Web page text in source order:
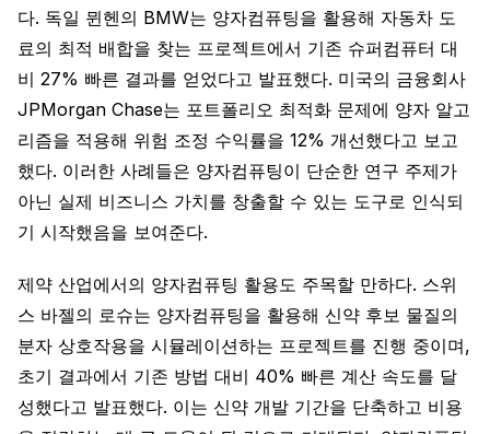
다. 독일 뮌헨의 BMW는 양자컴퓨팅을 활용해 자동차 도
료의 최적 배합을 찾는 프로젝트에서 기존 슈퍼컴퓨터 대
비 27% 빠른 결과를 얻었다고 발표했다. 미국의 금융회사
JPMorgan Chase는 포트폴리오 최적화 문제에 양자 알고
리즘을 적용해 위험 조정 수익률을 12% 개선했다고 보고
했다. 이러한 사례들은 양자컴퓨팅이 단순한 연구 주제가
아닌 실제 비즈니스 가치를 창출할 수 있는 도구로 인식되
기 시작했음을 보여준다.
제약 산업에서의 양자컴퓨팅 활용도 주목할 만하다. 스위
스 바젤의 로슈는 양자컴퓨팅을 활용해 신약 후보 물질의
분자 상호작용을 시뮬레이션하는 프로젝트를 진행 중이며,
초기 결과에서 기존 방법 대비 40% 빠른 계산 속도를 달
성했다고 발표했다. 이는 신약 개발 기간을 단축하고 비용